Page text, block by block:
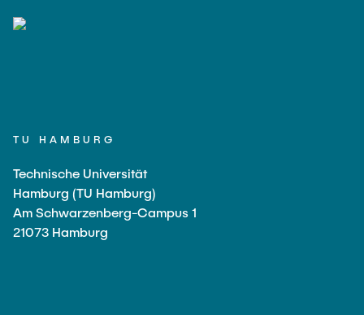
TU HAMBURG
Technische Universität
Hamburg (TU Hamburg)
Am Schwarzenberg-Campus 1
21073 Hamburg